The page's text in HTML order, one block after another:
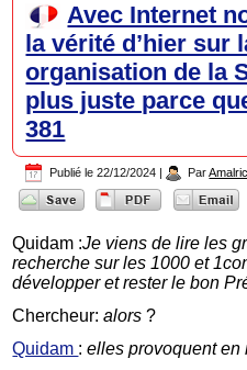
Avec Internet
la vérité d’hier sur
organisation de la
plus juste parce
381
Publié le 22/12/2024 | Par
Quidam :Je viens de lire les
recherche sur les 1000 et
développer et rester le bon
Chercheur:alors ?
Quidam :elles provoquent en